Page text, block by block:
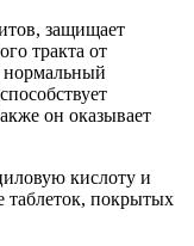
защищает
тракта от
нормальный
он оказывает
кислоту и
таблеток, покрытых